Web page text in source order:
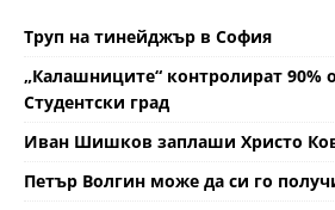
Труп на тинейджър в София
„Калашниците“ контролират 90%
Студентски град
Иван Шишков заплаши Христо
Петър Волгин може да си го